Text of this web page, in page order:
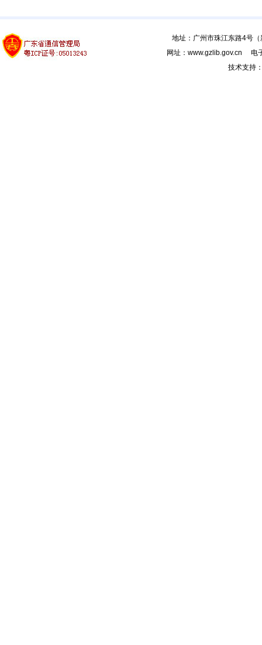
地址：广州市珠江东路4
网址：www.gzlib.gov.cn 电
技术支持